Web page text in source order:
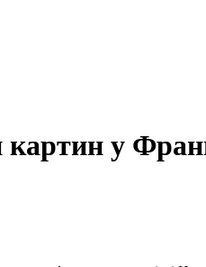
картин у